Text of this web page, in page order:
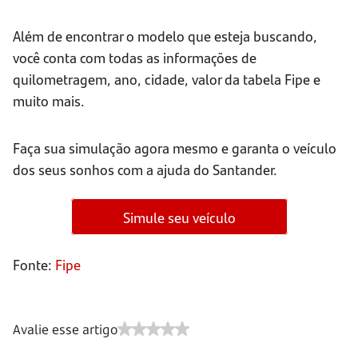
Além de encontrar o modelo que esteja buscando,
você conta com todas as informações de
quilometragem, ano, cidade, valor da tabela Fipe e
muito mais.
Faça sua simulação agora mesmo e garanta o veículo
dos seus sonhos com a ajuda do Santander.
Simule seu veículo
Fonte: Fipe
Avalie esse artigo